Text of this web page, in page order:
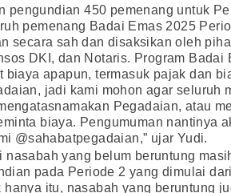
pengundian 450 pemenang untuk
pemenang Badai Emas 2025
secara sah dan disaksikan oleh
DKI, dan Notaris. Program Badai
biaya apapun, termasuk pajak dan
jadi kami mohon agar seluruh
Pegadaian, atau
biaya. Pengumuman nantinya
@sahabatpegadaian,” ujar Yudi.
yang belum beruntung
pada Periode 2 yang dimulai
itu, nasabah yang beruntung